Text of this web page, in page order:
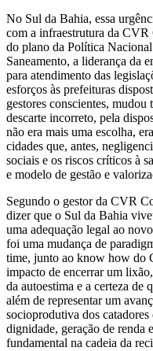
No Sul da Bahia, essa
com a infraestrutura da CVR
do plano da Política
Saneamento, a liderança da
para atendimento das
esforços às prefeituras
gestores conscientes,
descarte incorreto, pela
não era mais uma escolha,
cidades que, antes,
sociais e os riscos críticos à
e modelo de gestão e
Segundo o gestor da CVR
dizer que o Sul da Bahia
uma adequação legal ao
foi uma mudança de
time, junto ao know how do
impacto de encerrar um
da autoestima e a certeza de
além de representar um
socioprodutiva dos
dignidade, geração de renda
fundamental na cadeia da